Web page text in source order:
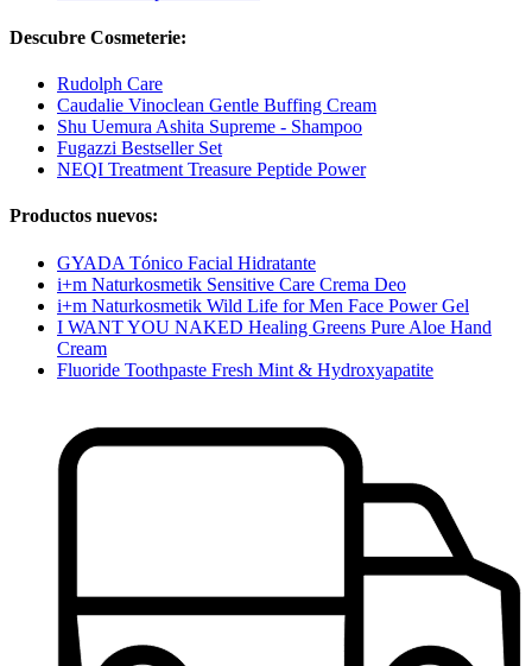
Descubre Cosmeterie:
Rudolph Care
Caudalie Vinoclean Gentle Buffing Cream
Shu Uemura Ashita Supreme - Shampoo
Fugazzi Bestseller Set
NEQI Treatment Treasure Peptide Power
Productos nuevos:
GYADA Tónico Facial Hidratante
i+m Naturkosmetik Sensitive Care Crema Deo
i+m Naturkosmetik Wild Life for Men Face Power Gel
I WANT YOU NAKED Healing Greens Pure Aloe Hand
Cream
Fluoride Toothpaste Fresh Mint & Hydroxyapatite